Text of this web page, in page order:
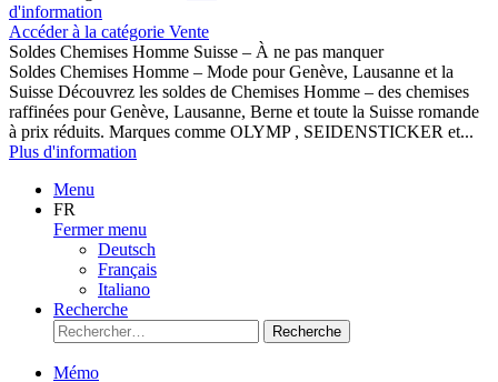
d'information
Accéder à la catégorie Vente
Soldes Chemises Homme Suisse – À ne pas manquer
Soldes Chemises Homme – Mode pour Genève, Lausanne et la
Suisse Découvrez les soldes de Chemises Homme – des chemises
raffinées pour Genève, Lausanne, Berne et toute la Suisse romande
à prix réduits. Marques comme OLYMP , SEIDENSTICKER et...
Plus d'information
Menu
FR
Fermer menu
Deutsch
Français
Italiano
Recherche
Recherche
Mémo